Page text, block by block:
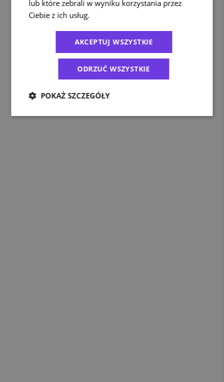
lub które zebrali w wyniku korzystania przez
Ciebie z ich usług.
AKCEPTUJ WSZYSTKIE
ODRZUĆ WSZYSTKIE
POKAŻ SZCZEGÓŁY